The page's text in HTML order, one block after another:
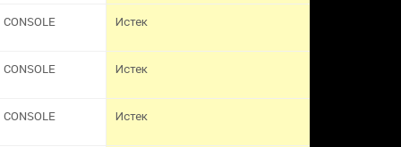
CONSOLE Истек
CONSOLE Истек
CONSOLE Истек